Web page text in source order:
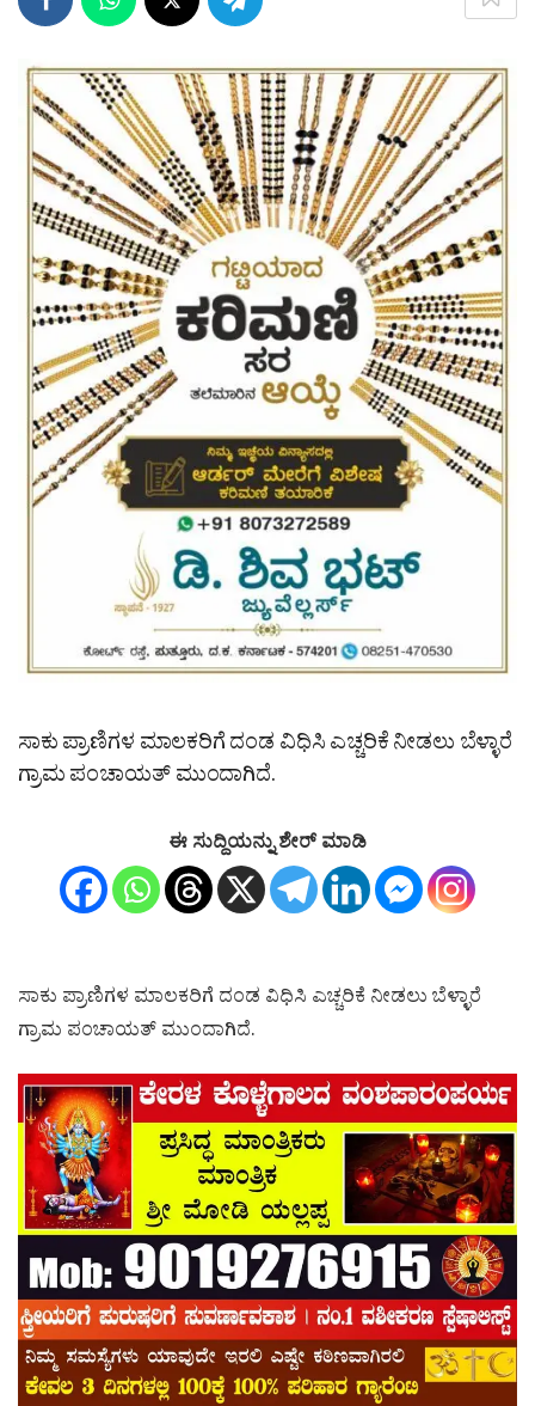
ಸಾಕು ಪ್ರಾಣಿಗಳ ಮಾಲಕರಿಗೆ ದಂಡ ವಿಧಿಸಿ ಎಚ್ಚರಿಕೆ ನೀಡಲು ಬೆಳ್ಳಾರೆ
ಗ್ರಾಮ ಪಂಚಾಯತ್‌ ಮುಂದಾಗಿದೆ.
ಈ ಸುದ್ದಿಯನ್ನು ಶೇರ್ ಮಾಡಿ
ಸಾಕು ಪ್ರಾಣಿಗಳ ಮಾಲಕರಿಗೆ ದಂಡ ವಿಧಿಸಿ ಎಚ್ಚರಿಕೆ ನೀಡಲು ಬೆಳ್ಳಾರೆ
ಗ್ರಾಮ ಪಂಚಾಯತ್‌ ಮುಂದಾಗಿದೆ.